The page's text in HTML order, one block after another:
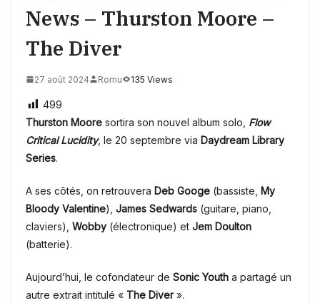
News – Thurston Moore –
The Diver
27 août 2024 Romu 135 Views
499
Thurston Moore sortira son nouvel album solo, Flow
Critical Lucidity, le 20 septembre via Daydream Library
Series.
A ses côtés, on retrouvera Deb Googe (bassiste, My
Bloody Valentine), James Sedwards (guitare, piano,
claviers), Wobby (électronique) et Jem Doulton
(batterie).
Aujourd’hui, le cofondateur de Sonic Youth a partagé un
autre extrait intitulé « The Diver».